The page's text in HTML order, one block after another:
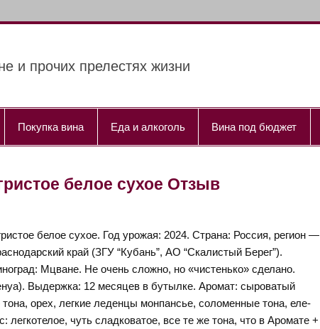
и прочих прелестях жизни
Покупка вина Еда и алкоголь Вина под бюджет
белое сухое Отзыв
белое сухое. Год урожая: 2024. Страна: Россия, регион —
край (ЗГУ “Кубань”, АО “Скалистый Берег”).
Мцване. Не очень сложно, но «чистенько» сделано.
Выдержка: 12 месяцев в бутылке. Аромат: сыроватый
орех, легкие леденцы монпансье, соломенные тона, еле-
чуть сладковатое, все те же тона, что в Аромате +